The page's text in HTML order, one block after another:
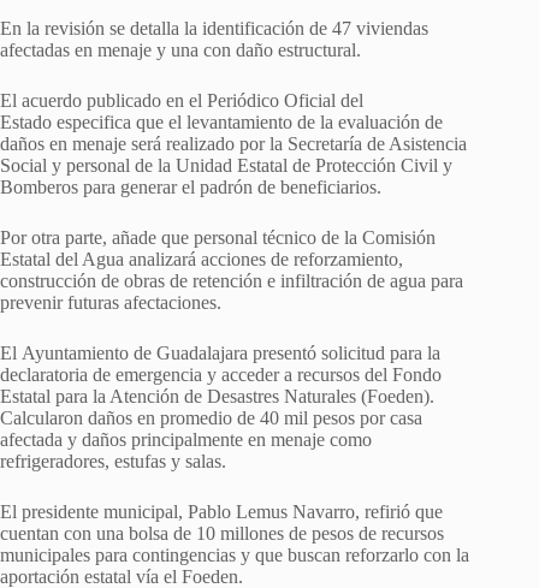
En la revisión se detalla la identificación de 47 viviendas
afectadas en menaje y una con daño estructural.
El acuerdo publicado en el Periódico Oficial del
Estado especifica que el levantamiento de la evaluación de
daños en menaje será realizado por la Secretaría de Asistencia
Social y personal de la Unidad Estatal de Protección Civil y
Bomberos para generar el padrón de beneficiarios.
Por otra parte, añade que personal técnico de la Comisión
Estatal del Agua analizará acciones de reforzamiento,
construcción de obras de retención e infiltración de agua para
prevenir futuras afectaciones.
El Ayuntamiento de Guadalajara presentó solicitud para la
declaratoria de emergencia y acceder a recursos del Fondo
Estatal para la Atención de Desastres Naturales (Foeden).
Calcularon daños en promedio de 40 mil pesos por casa
afectada y daños principalmente en menaje como
refrigeradores, estufas y salas.
El presidente municipal, Pablo Lemus Navarro, refirió que
cuentan con una bolsa de 10 millones de pesos de recursos
municipales para contingencias y que buscan reforzarlo con la
aportación estatal vía el Foeden.